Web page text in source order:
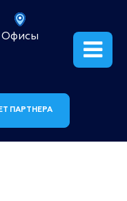
Офисы
ПАРТНЕРА